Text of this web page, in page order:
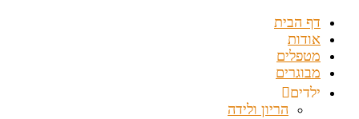
דף הבית
אודות
מטפלים
מבוגרים
ילדים
הריון ולידה